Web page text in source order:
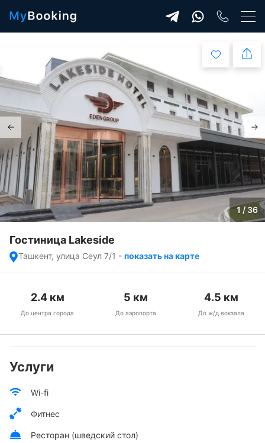
1 / 36
Гостиница Lakeside
Ташкент, улица Сеул 7/1 - показать на карте
2.4км
До центра города
5 км
До аэропорта
4.5 км
До ж/д вокзала
Услуги
Wi-fi
Фитнес
Ресторан (шведский стол)